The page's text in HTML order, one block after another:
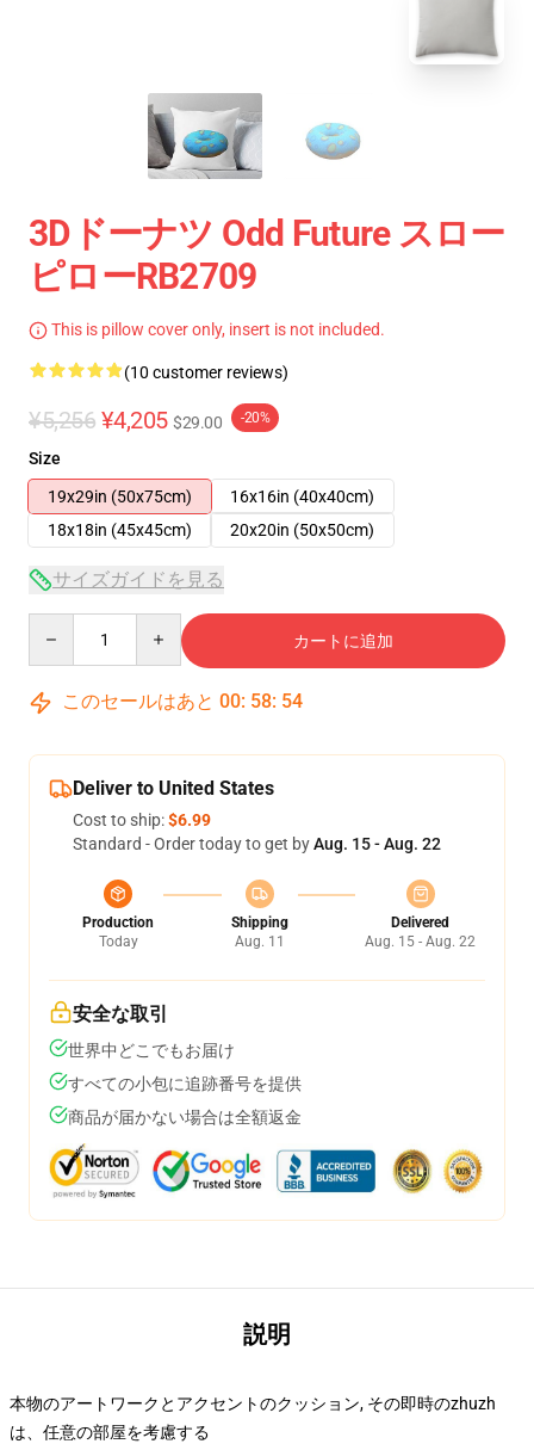
3Dドーナツ Odd Future スロー
ピローRB2709
This is pillow cover only, insert is not included.
(10 customer reviews)
¥5,256 ¥4,205 $29.00 -20%
Size
19x29in (50x75cm)
16x16in (40x40cm)
18x18in (45x45cm)
20x20in (50x50cm)
サイズガイドを見る
カートに追加
このセールはあと 00: 58: 54
Deliver to United States
Cost to ship:$6.99
Standard - Order today to get byAug. 15 - Aug. 22
Production
Today
Shipping
Aug. 11
Delivered
Aug. 15 - Aug. 22
安全な取引
世界中どこでもお届け
すべての小包に追跡番号を提供
商品が届かない場合は全額返金
説明
本物のアートワークとアクセントのクッション, その即時のzhuzh
は、任意の部屋を考慮する